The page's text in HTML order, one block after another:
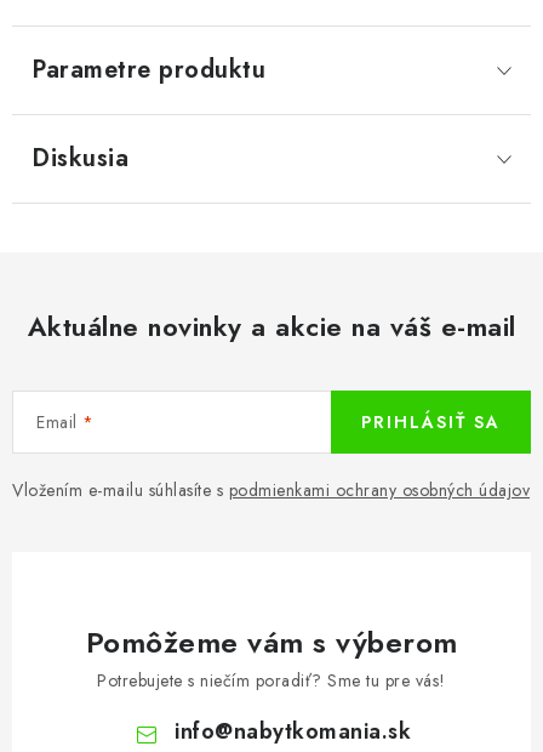
Parametre produktu
Diskusia
Aktuálne novinky a akcie na váš e-mail
Email
Vložením e-mailu súhlasíte s podmienkami ochrany osobných údajov
PRIHLÁSIŤ SA
Pomôžeme vám s výberom
Potrebujete s niečím poradiť? Sme tu pre vás!
info@nabytkomania.sk